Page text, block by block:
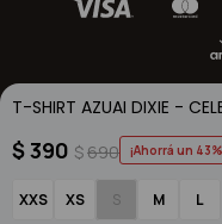
T-SHIRT AZUAI DIXIE -
$390 $690 43
XXS XS S M L
© Copyright 2026 / Dixie / FORTER